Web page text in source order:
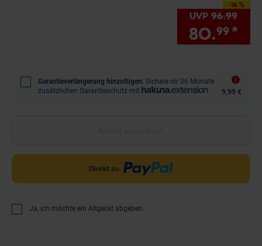
-16 %
Sie Sparen 16
UVP96.99
80.99 *
Garantieverlängerung hinzufügen. Sichere dir 36 Monate
zusätzlichen Garantieschutz mit
9,99 €
Ja, ich möchte ein Altgerät abgeben.